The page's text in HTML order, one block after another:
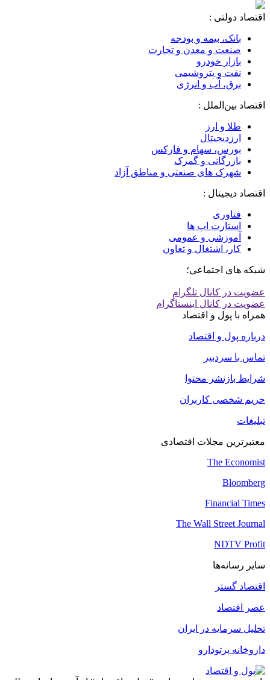
اقتصاد دولتی :
بانک، بیمه و بودجه
صنعت و معدن و تجارت
بازار خودرو
نفت و پتروشیمی
برق، آب و انرژی
اقتصاد بین‌الملل :
طلا و ارز
ارزدیجیتال
بورس، سهام و فارکس
بازرگانی و گمرک
شهرک های صنعتی و مناطق آزاد
اقتصاد دیجیتال :
فناوری
استارت اپ ها
آموزشی و عمومی
کار، اشتغال و تعاون
شبکه های اجتماعی؛
عضویت در کانال تلگرام
عضویت در کانال اینستاگرام
همراه با پول و اقتصاد
درباره پول و اقتصاد
تماس با سردبیر
شرایط بازنشر محتوا
حریم شخصی کاربران
تبلیغات
معتبرترین مجلات اقتصادی
The Economist
Bloomberg
Financial Times
The Wall Street Journal
NDTV Profit
سایر رسانه‌ها
اقتصاد گستر
عصر اقتصاد
تحلیل سرمایه در ایران
داروخانه پرتودارو